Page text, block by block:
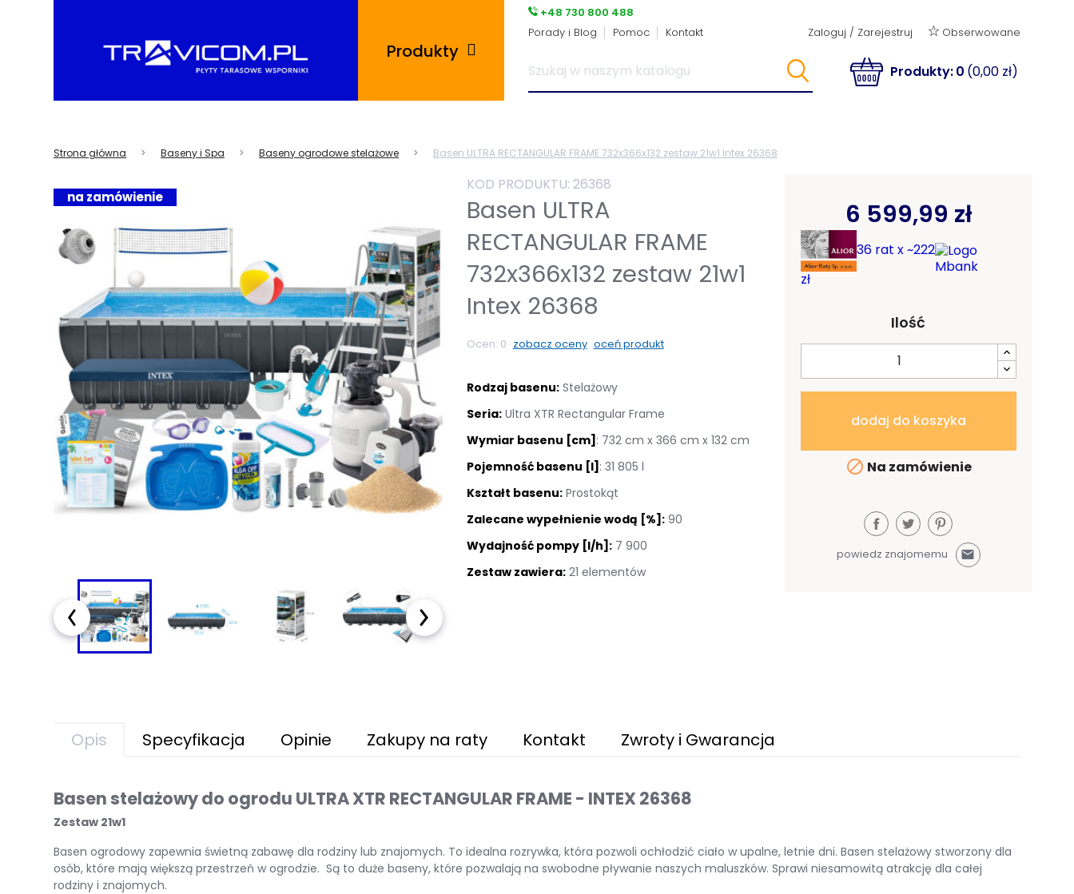
Produkty
Posadzki przemysłowe
Płyty tarasowe
Płytki podłogowe
Wsporniki tarasowe
Panele winylowe
Kostka brukowa
Sztuczna trawa
Taras wentylowany
Płyty na podjazd
Akcesoria ogrodowe
Meble ogrodowe
Baseny i Spa
Porady i Blog Pomoc Kontakt
+48 730 800 488
Zaloguj / Zarejestruj Obserwowane
Produkty:0 (0,00 zł)
Strona główna Baseny i Spa Baseny ogrodowe stelażowe Basen ULTRA RECTANGULAR FRAME 732x366x132 zestaw 21w1 Intex 26368
na zamówienie
KOD PRODUKTU: 26368
Basen ULTRA
RECTANGULAR FRAME
732x366x132 zestaw 21w1
Intex 26368
Ocen: 0 zobacz oceny oceń produkt
Rodzaj basenu:Stelażowy
Seria:Ultra XTR Rectangular Frame
Wymiar basenu [cm] : 732 cm x 366 cm x 132 cm
Pojemność basenu [l] : 31 805 l
Kształt basenu:Prostokąt
Zalecane wypełnienie wodą [%]:90
Wydajność pompy [l/h]:7 900
Zestaw zawiera:21 elementów
6 599,99 zł
36 rat x ~222
zł
Ilość
dodaj do koszyka
 Na zamówienie
powiedz znajomemu mail
Opis Specyfikacja Opinie Zakupy na raty Kontakt Zwroty i Gwarancja
Basen stelażowy do ogrodu ULTRA XTR RECTANGULAR FRAME - INTEX 26368
Zestaw 21w1
Basen ogrodowy zapewnia świetną zabawę dla rodziny lub znajomych. To idealna rozrywka, która pozwoli ochłodzić ciało w upalne, letnie dni. Basen stelażowy stworzony dla
osób, które mają większą przestrzeń w ogrodzie. Są to duże baseny, które pozwalają na swobodne pływanie naszych maluszków. Sprawi niesamowitą atrakcję dla całej
rodziny i znajomych.